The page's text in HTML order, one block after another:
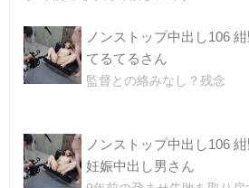
ノンストップ中出し106
てるてるさん
監督との絡みなし？残念
ノンストップ中出し106
妊娠中出し男さん